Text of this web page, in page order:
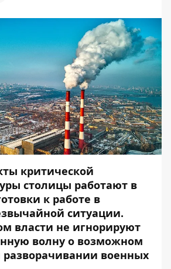
критической
столицы работают в
к работе в
ситуации.
власти не игнорируют
волну о возможном
военных